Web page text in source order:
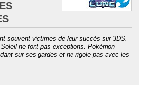
souvent victimes de leur succès sur 3DS.
ne font pas exceptions. Pokémon
sur ses gardes et ne rigole pas avec les